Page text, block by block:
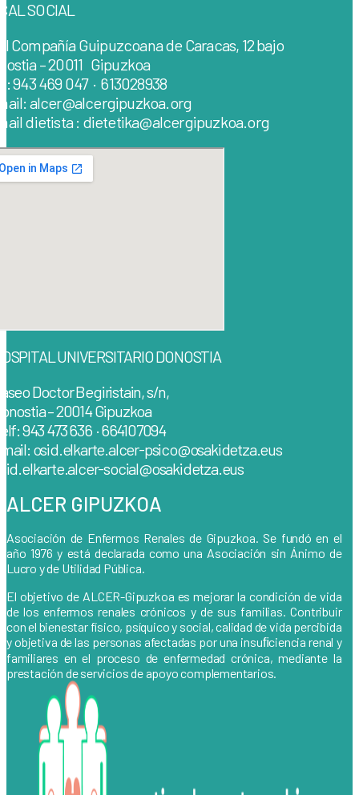
SOCIAL
Compañía Guipuzcoana de Caracas, 12 bajo
– 20011 Gipuzkoa
943 469 047 · 613028938
alcer@alcergipuzkoa.org
dietista : dietetika@alcergipuzkoa.org
UNIVERSITARIO DONOSTIA
Doctor Begiristain, s/n,
– 20014 Gipuzkoa
943 473 636 · 664107094
osid.elkarte.alcer-psico@osakidetza.eus
social@osakidetza.eus
ALCER GIPUZKOA
Asociación de Enfermos Renales de Gipuzkoa. Se fundó en el
año 1976 y está declarada como una Asociación sin Ánimo de
Lucro y de Utilidad Pública.
El objetivo de ALCER-Gipuzkoa es mejorar la condición de vida
de los enfermos renales crónicos y de sus familias. Contribuir
con el bienestar físico, psíquico y social, calidad de vida percibida
y objetiva de las personas afectadas por una insuﬁciencia renal y
familiares en el proceso de enfermedad crónica, mediante la
prestación de servicios de apoyo complementarios.